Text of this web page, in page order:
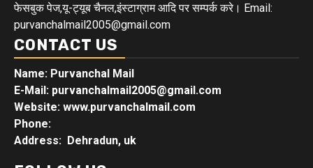
फेसबुक पेज,यू-ट्यूब चैनल,इंस्टाग्राम आदि पर सम्पर्क करे। Email:
purvanchalmail2005@gmail.com
CONTACT US
Name: Purvanchal Mail
E-Mail: purvanchalmail2005@gmail.com
Website: www.purvanchalmail.com
Phone:
Address: Dehradun, uk